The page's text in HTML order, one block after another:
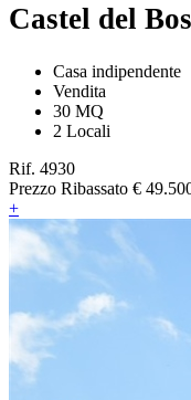
Castel del
Casa indipendente
Vendita
30 MQ
2 Locali
Rif. 4930
Prezzo Ribassato €
+